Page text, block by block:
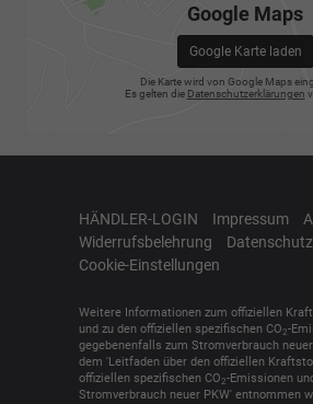
Google Maps
Google Karte laden
Die Karte wird von Google Maps
Es gelten die Datenschutzerklärungen
HÄNDLER-LOGIN Impressum
Widerrufsbelehrung
Datenschutz
Cookie-Einstellungen
Weitere Informationen zum offiziellen
und zu den offiziellen spezifischen CO2-
gegebenenfalls zum Stromverbrauch
dem 'Leitfaden über den offiziellen
offiziellen spezifischen CO2-Emissionen
Stromverbrauch neuer PKW' entnommen